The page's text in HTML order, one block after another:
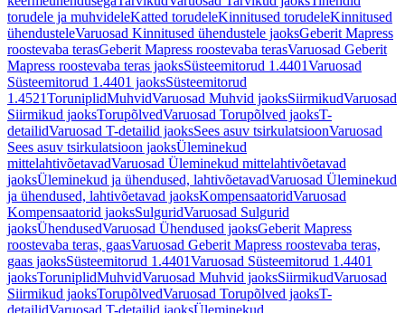
torudele ja muhvideleKatted torudeleKinnitused torudeleKinnitused
ühendusteleVaruosad Kinnitused ühendustele jaoksGeberit Mapress
roostevaba terasGeberit Mapress roostevaba terasVaruosad Geberit
Mapress roostevaba teras jaoksSüsteemitorud 1.4401Varuosad
Süsteemitorud 1.4401 jaoksSüsteemitorud
1.4521ToruniplidMuhvidVaruosad Muhvid jaoksSiirmikudVaruosad
Siirmikud jaoksTorupõlvedVaruosad Torupõlved jaoksT-
detailidVaruosad T-detailid jaoksSees asuv tsirkulatsioonVaruosad
Sees asuv tsirkulatsioon jaoksÜleminekud
mittelahtivõetavadVaruosad Üleminekud mittelahtivõetavad
jaoksÜleminekud ja ühendused, lahtivõetavadVaruosad Üleminekud
ja ühendused, lahtivõetavad jaoksKompensaatoridVaruosad
Kompensaatorid jaoksSulguridVaruosad Sulgurid
jaoksÜhendusedVaruosad Ühendused jaoksGeberit Mapress
roostevaba teras, gaasVaruosad Geberit Mapress roostevaba teras,
gaas jaoksSüsteemitorud 1.4401Varuosad Süsteemitorud 1.4401
jaoksToruniplidMuhvidVaruosad Muhvid jaoksSiirmikudVaruosad
Siirmikud jaoksTorupõlvedVaruosad Torupõlved jaoksT-
detailidVaruosad T-detailid jaoksÜleminekud